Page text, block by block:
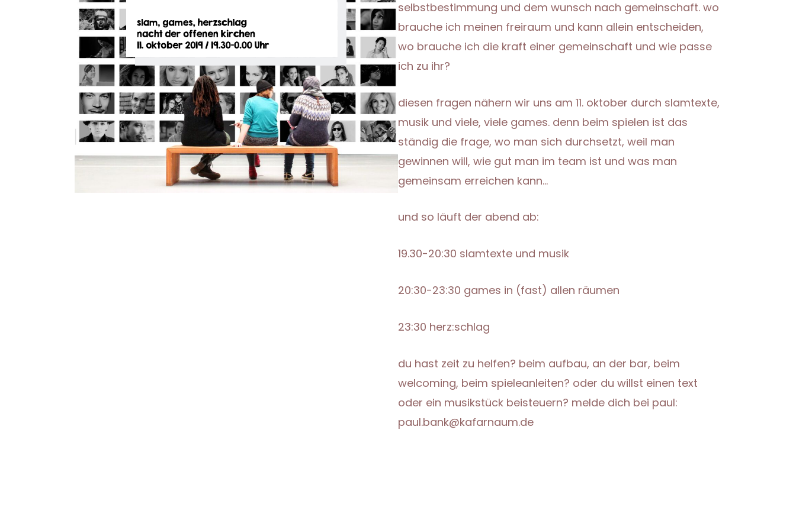
selbstbestimmung und dem wunsch nach gemeinschaft. wo
brauche ich meinen freiraum und kann allein entscheiden,
wo brauche ich die kraft einer gemeinschaft und wie passe
ich zu ihr?
diesen fragen nähern wir uns am 11. oktober durch slamtexte,
musik und viele, viele games. denn beim spielen ist das
ständig die frage, wo man sich durchsetzt, weil man
gewinnen will, wie gut man im team ist und was man
gemeinsam erreichen kann…
und so läuft der abend ab:
19.30-20:30 slamtexte und musik
20:30-23:30 games in (fast) allen räumen
23:30 herz:schlag
du hast zeit zu helfen? beim aufbau, an der bar, beim
welcoming, beim spieleanleiten? oder du willst einen text
oder ein musikstück beisteuern? melde dich bei paul:
paul.bank@kafarnaum.de